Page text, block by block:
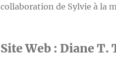
collaboration de Sylvie à la
Site Web : Diane T.